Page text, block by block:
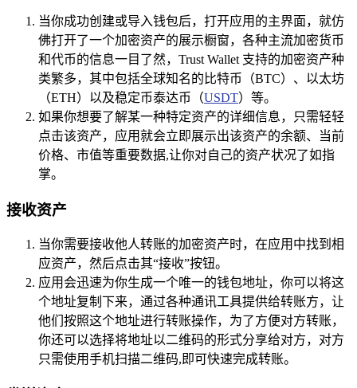
当你成功创建或导入钱包后，打开应用的主界面，就仿
佛打开了一个加密资产的展示橱窗，各种主流加密货币
和代币的信息一目了然，Trust Wallet 支持的加密资产种
类繁多，其中包括全球知名的比特币（BTC）、以太坊
（ETH）以及稳定币泰达币（USDT）等。
如果你想要了解某一种特定资产的详细信息，只需轻轻
点击该资产，应用就会立即展示出该资产的余额、当前
价格、市值等重要数据,让你对自己的资产状况了如指
掌。
接收资产
当你需要接收他人转账的加密资产时，在应用中找到相
应资产，然后点击其“接收”按钮。
应用会迅速为你生成一个唯一的钱包地址，你可以将这
个地址复制下来，通过各种通讯工具提供给转账方，让
他们按照这个地址进行转账操作，为了方便对方转账，
你还可以选择将地址以二维码的形式分享给对方，对方
只需使用手机扫描二维码,即可快速完成转账。